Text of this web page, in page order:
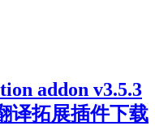
addon v3.5.3
译拓展插件下载